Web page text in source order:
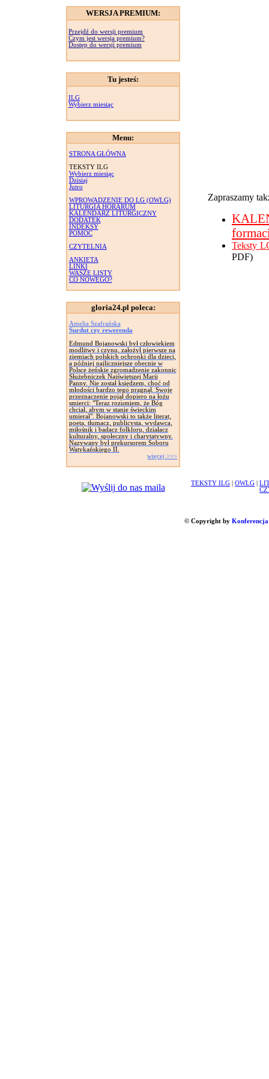
WERSJA PREMIUM:
Przejdź do wersji premium
Czym jest wersja premium?
Dostęp do wersji premium
Tu jesteś:
ILG
Wybierz miesiąc
Menu:
STRONA GŁÓWNA
TEKSTY ILG
Wybierz miesiąc
Dzisiaj
Jutro
WPROWADZENIE DO LG (OWLG)
LITURGIA HORARUM
KALENDARZ LITURGICZNY
DODATEK
INDEKSY
POMOC
CZYTELNIA
ANKIETA
LINKI
WASZE LISTY
CO NOWEGO?
gloria24.pl poleca:
Amelia Szafrańska
Surdut czy rewerenda
Edmund Bojanowski był człowiekiem
modlitwy i czynu, założył pierwsze na
ziemiach polskich ochronki dla dzieci,
a później najliczniejsze obecnie w
Polsce żeńskie zgromadzenie zakonnic
Służebniczek Najświętszej Marii
Panny. Nie został księdzem, choć od
młodości bardzo tego pragnął. Swoje
przeznaczenie pojął dopiero na łożu
smierci: "Teraz rozumiem, że Bóg
chciał, abym w stanie świeckim
umierał". Bojanowski to także literat,
poeta, tłumacz, publicysta, wydawca,
miłośnik i badacz folkloru, działacz
kulturalny, społeczny i charytatywny.
Nazywany był prekursorem Soboru
Watykańskiego II.
więcej >>>
Zapraszamy
Teksty
PDF)
TEKSTY ILG OWLG
© Copyright by Konferencja